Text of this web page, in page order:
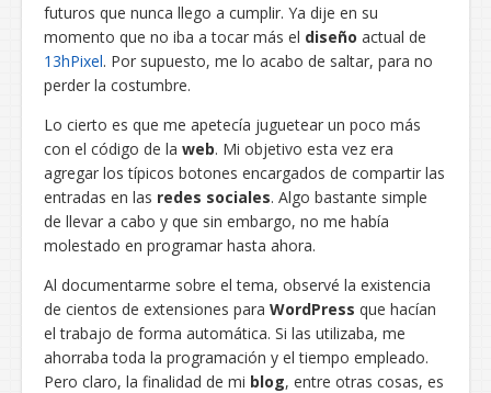
futuros que nunca llego a cumplir. Ya dije en su
momento que no iba a tocar más el diseño actual de
13hPixel. Por supuesto, me lo acabo de saltar, para no
perder la costumbre.
Lo cierto es que me apetecía juguetear un poco más
con el código de la web. Mi objetivo esta vez era
agregar los típicos botones encargados de compartir las
entradas en las redes sociales. Algo bastante simple
de llevar a cabo y que sin embargo, no me había
molestado en programar hasta ahora.
Al documentarme sobre el tema, observé la existencia
de cientos de extensiones para WordPress que hacían
el trabajo de forma automática. Si las utilizaba, me
ahorraba toda la programación y el tiempo empleado.
Pero claro, la finalidad de mi blog, entre otras cosas, es